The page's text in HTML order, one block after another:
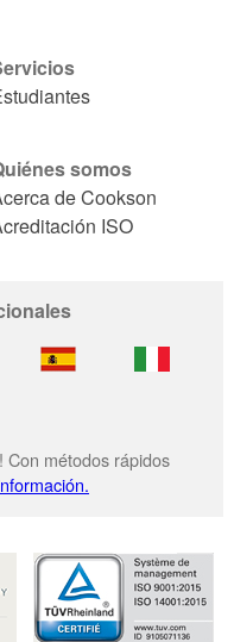
somos
de Cookson
ISO
Con métodos rápidos